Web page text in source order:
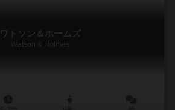
ワトソン＆ホームズ
Watson & Holmes